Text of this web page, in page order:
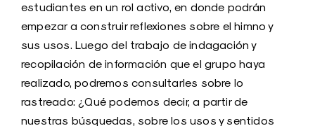
estudiantes en un rol activo, en donde podrán
empezar a construir reflexiones sobre el himno y
sus usos. Luego del trabajo de indagación y
recopilación de información que el grupo haya
realizado, podremos consultarles sobre lo
rastreado: ¿Qué podemos decir, a partir de
nuestras búsquedas, sobre los usos y sentidos